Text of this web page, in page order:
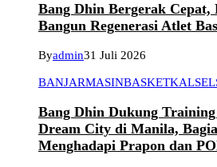
Bang Dhin Bergerak
Bangun Regenerasi Atlet
Byadmin31 Juli 2026
BANJARMASINBASKETKALSEL
Bang Dhin Dukung
Dream City di Manila,
Menghadapi Prapon dan